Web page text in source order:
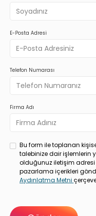
E-Posta Adresi
Telefon Numarası
Firma Adı
Bu form ile toplanan
talebinize dair işlemlerin
olduğunuz iletişim adresi
pazarlama içerikleri
Aydınlatma Metni